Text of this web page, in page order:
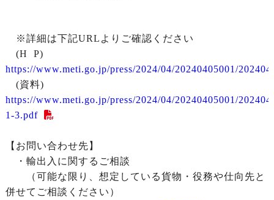
※詳細は下記URLよりご確認ください
(H P)
https://www.meti.go.jp/press/2024/04/20240405001/
(資料)
https://www.meti.go.jp/press/2024/04/20240405001/
1-3.pdf
【お問い合わせ先】
・輸出入に関するご相談
（可能な限り、想定している貨物・役務や仕向先と
併せてご相談ください）